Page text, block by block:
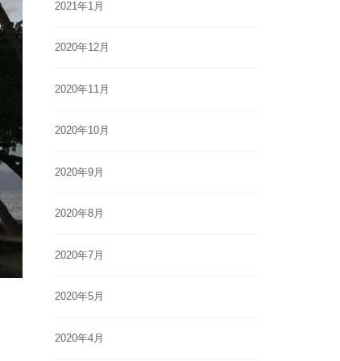
2021年1月
2020年12月
2020年11月
2020年10月
2020年9月
2020年8月
2020年7月
2020年5月
2020年4月